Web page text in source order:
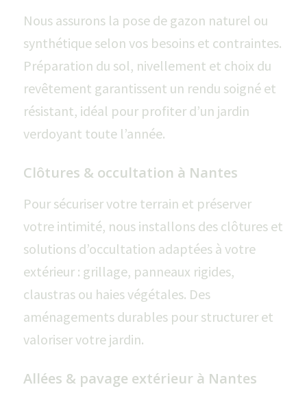
Nous assurons la pose de gazon naturel ou
synthétique selon vos besoins et contraintes.
Préparation du sol, nivellement et choix du
revêtement garantissent un rendu soigné et
résistant, idéal pour profiter d’un jardin
verdoyant toute l’année.
Clôtures & occultation à Nantes
Pour sécuriser votre terrain et préserver
votre intimité, nous installons des clôtures et
solutions d’occultation adaptées à votre
extérieur : grillage, panneaux rigides,
claustras ou haies végétales. Des
aménagements durables pour structurer et
valoriser votre jardin.
Allées & pavage extérieur à Nantes